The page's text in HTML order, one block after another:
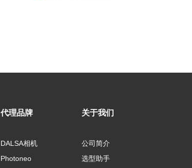
代理品牌
DALSA相机
Photoneo
关于我们
公司简介
选型助手